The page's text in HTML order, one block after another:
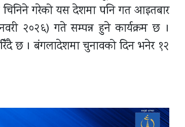
चिनिने गरेको यस देशमा पनि गत आइतबार
२०२६) गते सम्पन्न हुने कार्यक्रम छ ।
छ । बंगलादेशमा चुनावको दिन भनेर १२